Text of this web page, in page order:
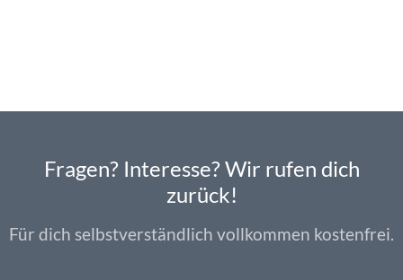
Fragen? Interesse? Wir rufen dich
zurück!
Für dich selbstverständlich vollkommen kostenfrei.